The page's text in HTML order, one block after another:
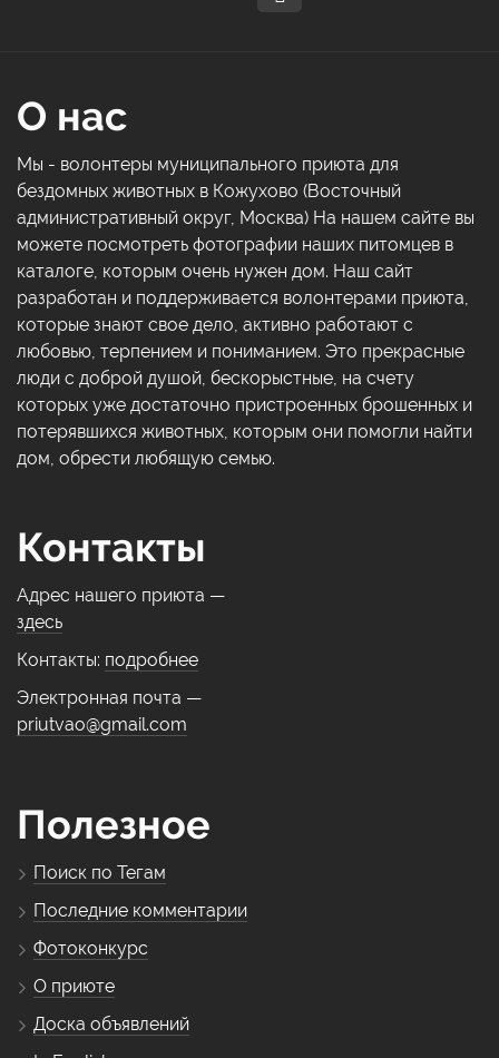
О нас
Мы - волонтеры муниципального приюта для
бездомных животных в Кожухово (Восточный
административный округ, Москва) На нашем сайте вы
можете посмотреть фотографии наших питомцев в
каталоге, которым очень нужен дом. Наш сайт
разработан и поддерживается волонтерами приюта,
которые знают свое дело, активно работают с
любовью, терпением и пониманием. Это прекрасные
люди с доброй душой, бескорыстные, на счету
которых уже достаточно пристроенных брошенных и
потерявшихся животных, которым они помогли найти
дом, обрести любящую семью.
Контакты
Адрес нашего приюта —
здесь
Контакты: подробнее
Электронная почта —
priutvao@gmail.com
Полезное
Поиск по Тегам
Последние комментарии
Фотоконкурс
О приюте
Доска объявлений